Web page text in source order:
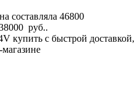
составляла 46800
руб..
купить с быстрой доставкой,
магазине